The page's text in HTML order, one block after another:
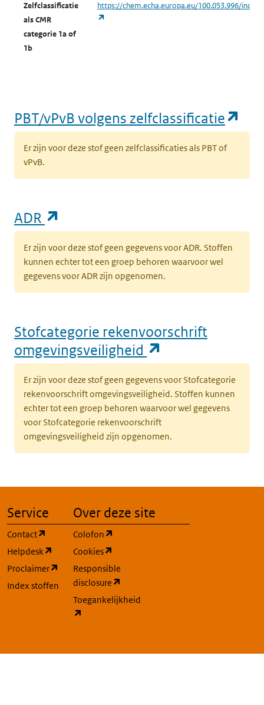
Zelfclassificatie
als CMR
categorie 1a of
1b
https://chem.echa.europa.eu/100.053.996/
PBT/vPvB volgens zelfclassificatie
Er zijn voor deze stof geen zelfclassificaties als PBT of
vPvB.
ADR
Er zijn voor deze stof geen gegevens voor ADR. Stoffen
kunnen echter tot een groep behoren waarvoor wel
gegevens voor ADR zijn opgenomen.
Stofcategorie rekenvoorschrift
omgevingsveiligheid
Er zijn voor deze stof geen gegevens voor Stofcategorie
rekenvoorschrift omgevingsveiligheid. Stoffen kunnen
echter tot een groep behoren waarvoor wel gegevens
voor Stofcategorie rekenvoorschrift
omgevingsveiligheid zijn opgenomen.
Service
Contact
(opent in een nieuw tabblad)
Helpdesk
(opent in een nieuw tabblad)
Proclaimer
(opent in een nieuw tabblad)
Index stoffen
Over deze site
Colofon
Cookies
Responsible
disclosure
Toegankelijkheid